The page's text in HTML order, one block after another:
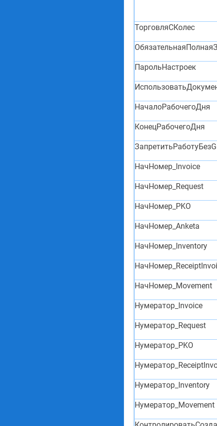
ТорговляСКолес
ПарольНастроек
НачалоРабочегоДня
КонецРабочегоДня
НачНомер_Invoice
НачНомер_Request
НачНомер_PKO
НачНомер_Anketa
НачНомер_Inventory
НачНомер_Movement
Нумератор_Invoice
Нумератор_Request
Нумератор_PKO
Нумератор_Inventory
Нумератор_Movement